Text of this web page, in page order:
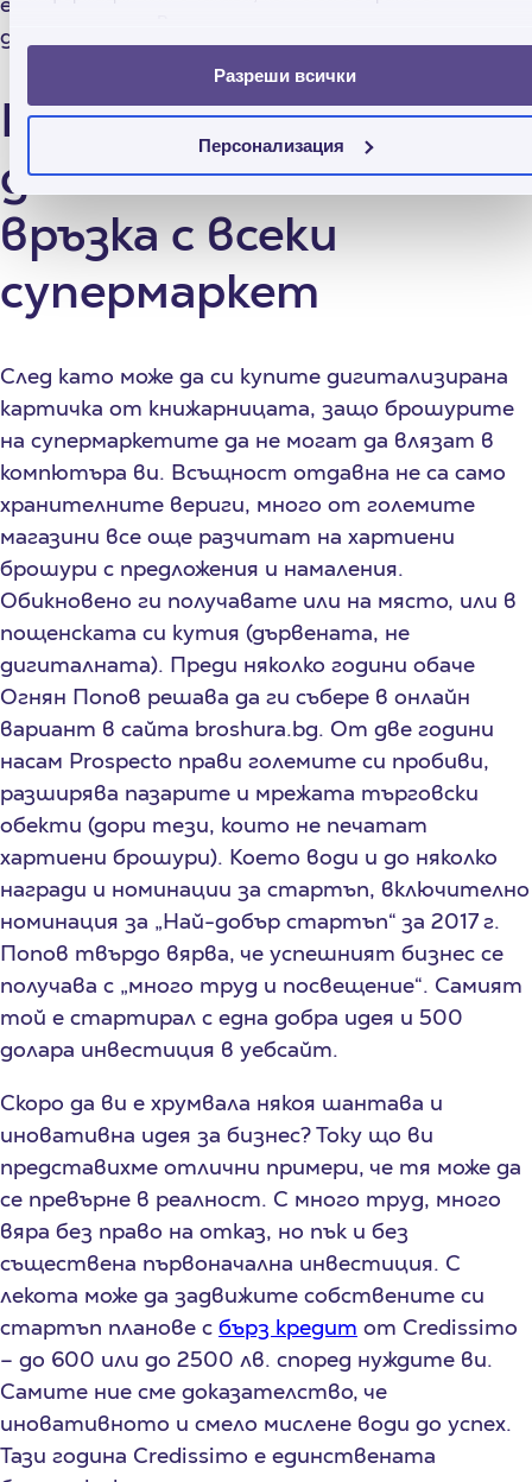
Разреши всички
Персонализация
доза авантюризъм и вяра в шантавите идеи.
Prospecto Group –
дигиталната ви
връзка с всеки
супермаркет
След като може да си купите дигитализирана
картичка от книжарницата, защо брошурите
на супермаркетите да не могат да влязат в
компютъра ви. Всъщност отдавна не са само
хранителните вериги, много от големите
магазини все още разчитат на хартиени
брошури с предложения и намаления.
Обикновено ги получавате или на място, или в
пощенската си кутия (дървената, не
дигиталната). Преди няколко години обаче
Огнян Попов решава да ги събере в онлайн
вариант в сайта broshura.bg. От две години
насам Prospecto прави големите си пробиви,
разширява пазарите и мрежата търговски
обекти (дори тези, които не печатат
хартиени брошури). Което води и до няколко
награди и номинации за стартъп, включително
номинация за „Най-добър стартъп“ за 2017 г.
Попов твърдо вярва, че успешният бизнес се
получава с „много труд и посвещение“. Самият
той е стартирал с една добра идея и 500
долара инвестиция в уебсайт.
Скоро да ви е хрумвала някоя шантава и
иновативна идея за бизнес? Току що ви
представихме отлични примери, че тя може да
се превърне в реалност. С много труд, много
вяра без право на отказ, но пък и без
съществена първоначална инвестиция. С
лекота може да задвижите собствените си
стартъп планове с бърз кредит от Credissimo
– до 600 или до 2500 лв. според нуждите ви.
Самите ние сме доказателство, че
иновативното и смело мислене води до успех.
Тази година Credissimo е единствената